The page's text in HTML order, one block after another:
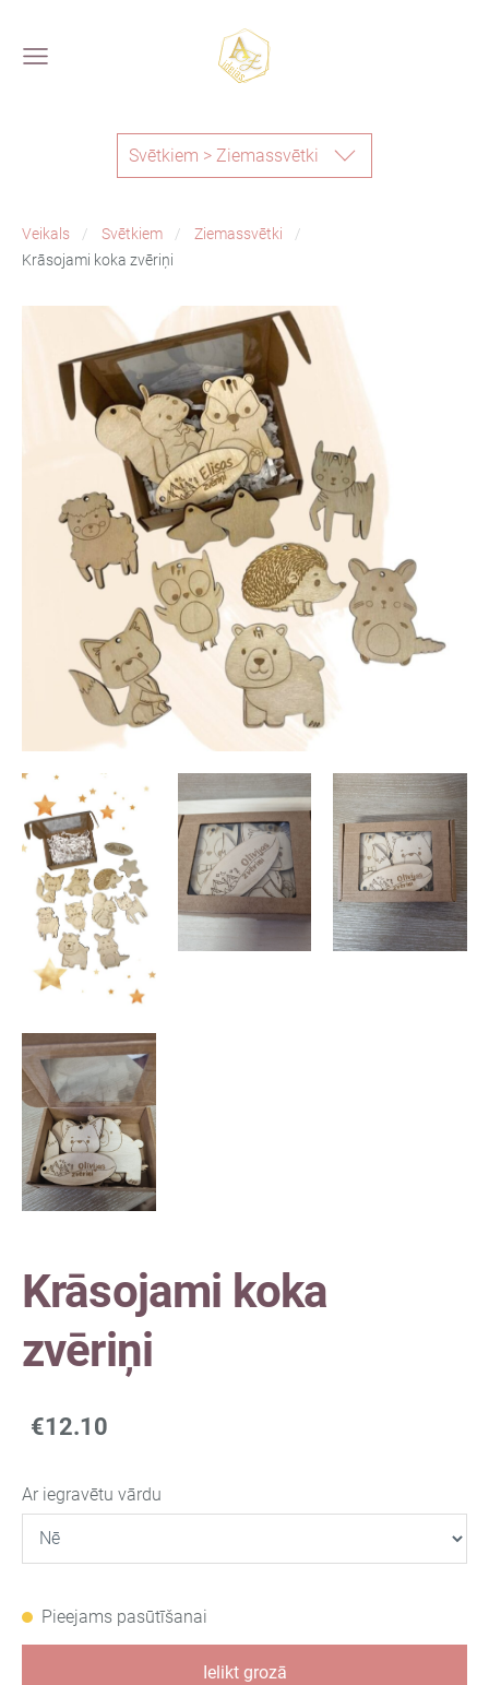
Svētkiem > Ziemassvētki
Veikals Svētkiem
Ziemassvētki
Krāsojami koka zvēriņi
Krāsojami koka
zvēriņi
€12.10
Ar iegravētu vārdu
Pieejams pasūtīšanai
Ielikt grozā